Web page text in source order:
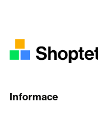
Informace